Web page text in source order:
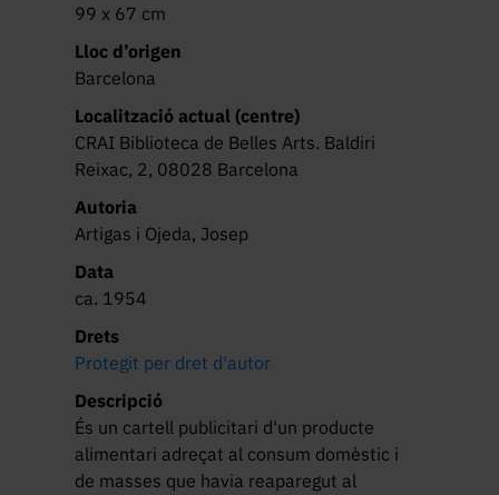
99 x 67 cm
Lloc d’origen
Barcelona
Localització actual (centre)
CRAI Biblioteca de Belles Arts. Baldiri
Reixac, 2, 08028 Barcelona
Autoria
Artigas i Ojeda, Josep
Data
ca. 1954
Drets
Protegit per dret d'autor
Descripció
És un cartell publicitari d'un producte
alimentari adreçat al consum domèstic i
de masses que havia reaparegut al